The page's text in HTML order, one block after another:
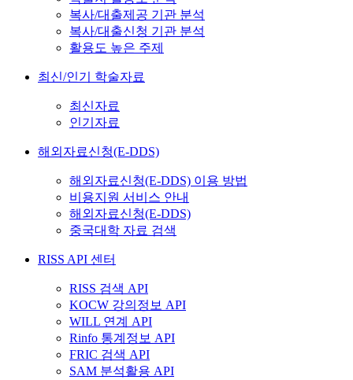
복사/대출제공 기관 분석
복사/대출신청 기관 분석
활용도 높은 주제
최신/인기 학술자료
최신자료
인기자료
해외자료신청(E-DDS)
해외자료신청(E-DDS) 이용 방법
비용지원 서비스 안내
해외자료신청(E-DDS)
중국대학 자료 검색
RISS API 센터
RISS 검색 API
KOCW 강의정보 API
WILL 연계 API
Rinfo 통계정보 API
FRIC 검색 API
SAM 분석활용 API